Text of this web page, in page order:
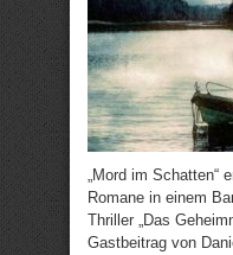
„Mord im Schatten“
Romane in einem
Thriller „Das
Gastbeitrag von